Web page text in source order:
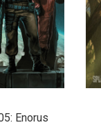
Enorus